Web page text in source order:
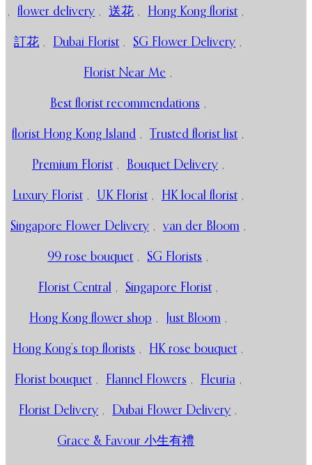
, flower delivery , 送花 , Hong Kong florist ,
訂花 , Dubai Florist , SG Flower Delivery ,
Florist Near Me ,
Best florist recommendations ,
florist Hong Kong Island , Trusted florist list ,
Premium Florist , Bouquet Delivery ,
Luxury Florist , UK Florist , HK local florist ,
Singapore Flower Delivery , van der Bloom ,
99 rose bouquet , SG Florists ,
Florist Central , Singapore Florist ,
Hong Kong flower shop , Just Bloom ,
Hong Kong’s top florists , HK rose bouquet ,
Florist bouquet , Flannel Flowers , Fleuria ,
Florist Delivery , Dubai Flower Delivery ,
Grace & Favour 小生有禮